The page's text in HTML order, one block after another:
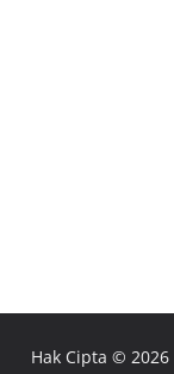
Hak Cipta © 2026